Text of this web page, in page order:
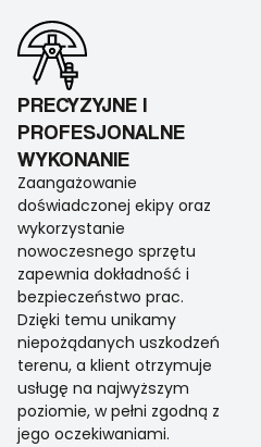
PRECYZYJNE I
PROFESJONALNE
WYKONANIE
Zaangażowanie
doświadczonej ekipy oraz
wykorzystanie
nowoczesnego sprzętu
zapewnia dokładność i
bezpieczeństwo prac.
Dzięki temu unikamy
niepożądanych uszkodzeń
terenu, a klient otrzymuje
usługę na najwyższym
poziomie, w pełni zgodną z
jego oczekiwaniami.